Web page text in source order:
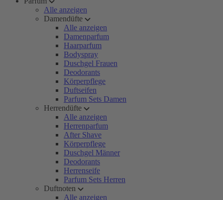
Alle anzeigen
Damendüfte
Alle anzeigen
Damenparfum
Haarparfum
Bodyspray
Duschgel Frauen
Deodorants
Körperpflege
Duftseifen
Parfum Sets Damen
Herrendüfte
Alle anzeigen
Herrenparfum
After Shave
Körperpflege
Duschgel Männer
Deodorants
Herrenseife
Parfum Sets Herren
Duftnoten
Alle anzeigen